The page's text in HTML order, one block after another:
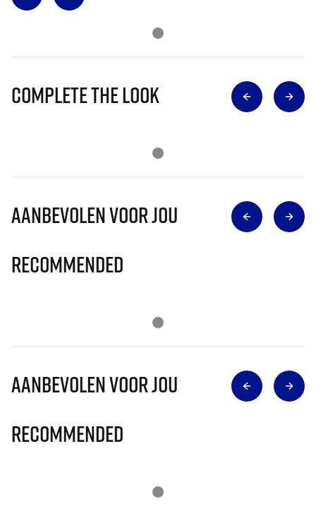
Complete The Look
Aanbevolen voor jou
Recommended
Aanbevolen voor jou
Recommended